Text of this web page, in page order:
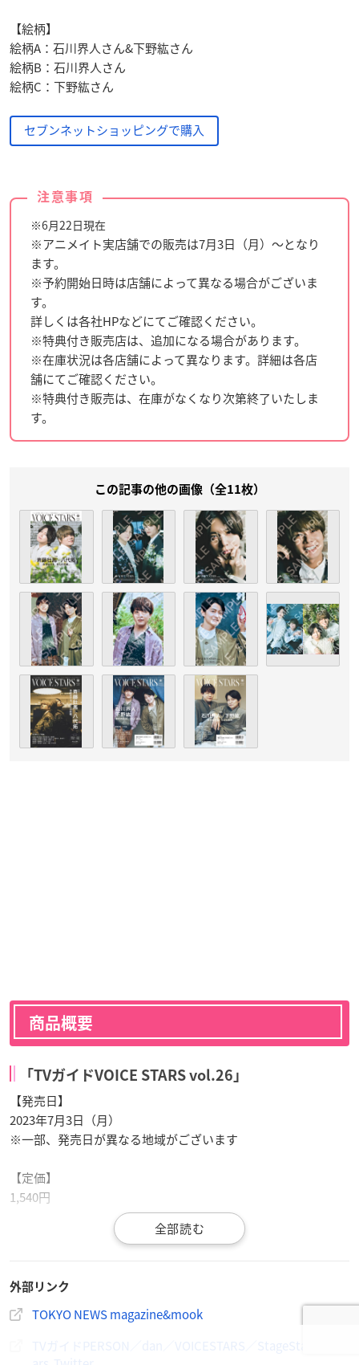
【絵柄】
絵柄A：石川界人さん&下野紘さん
絵柄B：石川界人さん
絵柄C：下野紘さん
セブンネットショッピングで購入
注意事項
※6月22日現在
※アニメイト実店舗での販売は7月3日（月）～となり
ます。
※予約開始日時は店舗によって異なる場合がございま
す。
詳しくは各社HPなどにてご確認ください。
※特典付き販売店は、追加になる場合があります。
※在庫状況は各店舗によって異なります。詳細は各店
舗にてご確認ください。
※特典付き販売は、在庫がなくなり次第終了いたしま
す。
この記事の他の画像（全11枚）
商品概要
「TVガイドVOICE STARS vol.26」
【発売日】
2023年7月3日（月）
※一部、発売日が異なる地域がございます
【定価】
1,540円
【ラインナップ】
斉藤壮馬×八代拓／石川界人×下野紘
外部リンク
TOKYO NEWS magazine&mook